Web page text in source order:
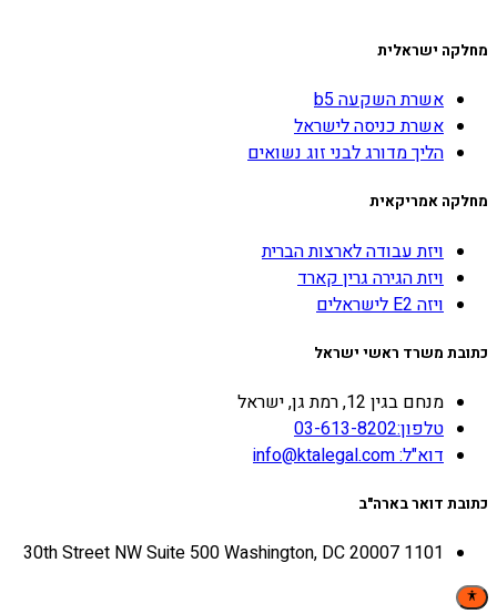
מחלקה ישראלית
אשרת השקעה b5
אשרת כניסה לישראל
הליך מדורג לבני זוג נשואים
מחלקה אמריקאית
ויזת עבודה לארצות הברית
ויזת הגירה גרין קארד
ויזה E2 לישראלים
כתובת משרד ראשי ישראל
מנחם בגין 12, רמת גן, ישראל
טלפון:03-613-8202
דוא"ל: info@ktalegal.com
כתובת דואר בארה"ב
1101 30th Street NW Suite 500 Washington, DC 20007